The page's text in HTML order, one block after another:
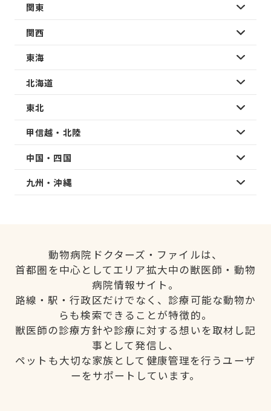
関東
関西
東海
北海道
東北
甲信越・北陸
中国・四国
九州・沖縄
動物病院ドクターズ・ファイルは、
首都圏を中心としてエリア拡大中の獣医師・動物
病院情報サイト。
路線・駅・行政区だけでなく、診療可能な動物か
らも検索できることが特徴的。
獣医師の診療方針や診療に対する想いを取材し記
事として発信し、
ペットも大切な家族として健康管理を行うユーザ
ーをサポートしています。